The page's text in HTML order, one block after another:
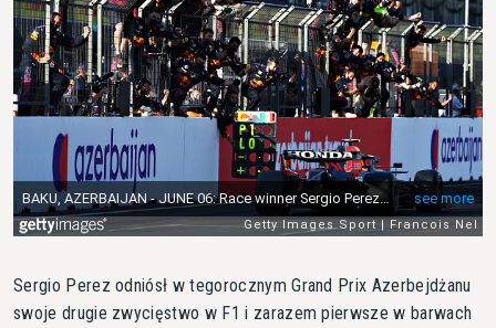
Sergio Perez odniósł w tegorocznym Grand Prix Azerbejdżanu
swoje drugie zwycięstwo w F1 i zarazem pierwsze w barwach